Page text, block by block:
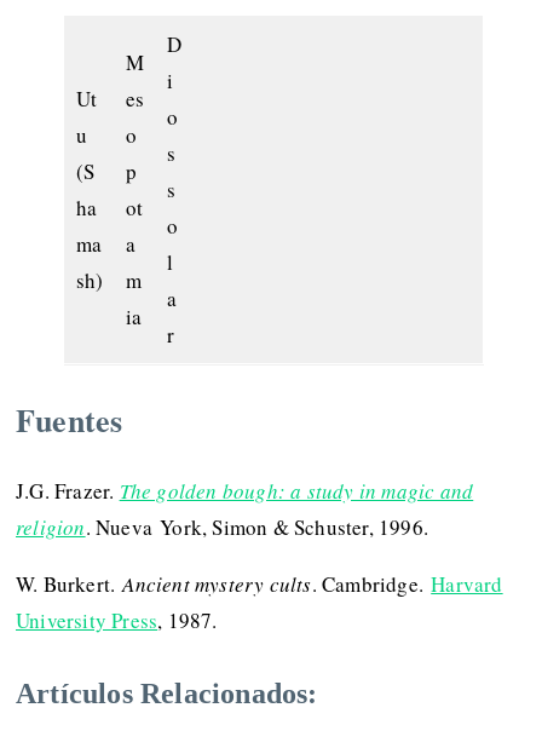
Ut
u
(S
ha
ma
sh)
M
es
o
p
ot
a
m
ia
D
i
o
s
s
o
l
a
r
Fuentes
J.G. Frazer. The golden bough: a study in magic and
religion. Nueva York, Simon & Schuster, 1996.
W. Burkert.Ancient mystery cults. Cambridge.Harvard
University Press, 1987.
Artículos Relacionados: